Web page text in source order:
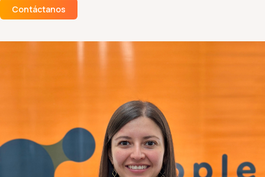
Contáctanos